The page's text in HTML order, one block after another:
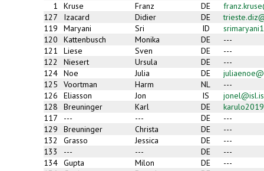
1
Kruse Franz DE
127
Izacard Didier DE
119
Maryani Sri ID
120
Kattenbusch Monika DE
---
121
Liese Sven DE
---
122
Niesert Ursula DE
---
124 Noe Julia DE
125
Voortman Harm NL
---
126
Eliasson Jon IS
jonel@isl.is
128
Breuninger Karl DE
117
--- --- DE
---
129
Breuninger Christa DE
---
132
Grasso Jessica DE
---
133
--- --- DE
---
134 Gupta Milon DE
---